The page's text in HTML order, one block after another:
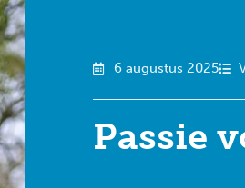
6 augustus 2025
Passie